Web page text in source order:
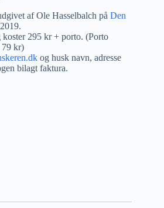
af Ole Hasselbalch på Den
koster 295 kr + porto. (Porto
79 kr)
og husk navn, adresse
bilagt faktura.